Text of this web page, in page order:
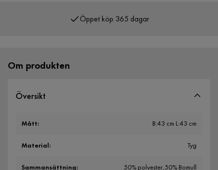
Över 400 000 nöjda kunder
Om produkten
Översikt
Mått: B:43 cm L:43 cm
Material: Tyg
Sammansättning: 50% polyester,50% Bomull